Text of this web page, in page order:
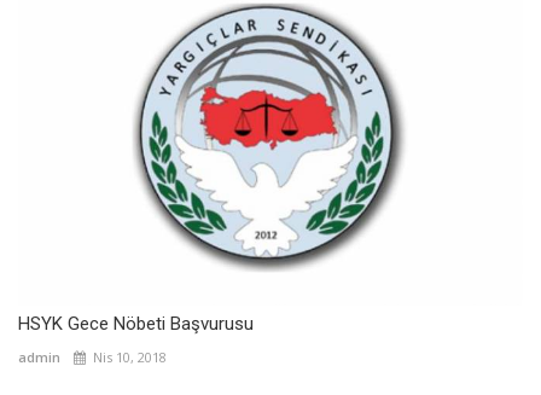
HSYK Gece Nöbeti Başvurusu
admin Nis 10, 2018